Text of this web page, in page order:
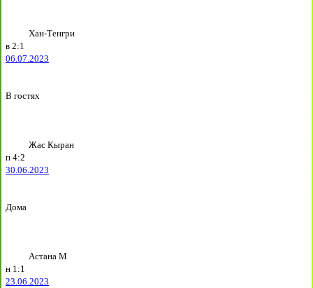
Хан-Тенгри
в 2:1
06.07.2023
В гостях
Жас Кыран
п 4:2
30.06.2023
Дома
Астана М
н 1:1
23.06.2023